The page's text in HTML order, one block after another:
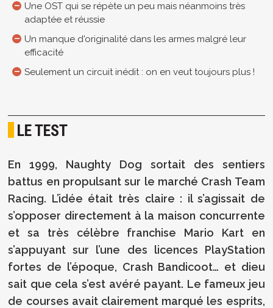
Une OST qui se répète un peu mais néanmoins très
adaptée et réussie
Un manque d'originalité dans les armes malgré leur
efficacité
Seulement un circuit inédit : on en veut toujours plus !
LE TEST
En 1999, Naughty Dog sortait des sentiers
battus en propulsant sur le marché Crash Team
Racing. L’idée était très claire : il s’agissait de
s’opposer directement à la maison concurrente
et sa très célèbre franchise Mario Kart en
s’appuyant sur l’une des licences PlayStation
fortes de l’époque, Crash Bandicoot… et dieu
sait que cela s’est avéré payant. Le fameux jeu
de courses avait clairement marqué les esprits,